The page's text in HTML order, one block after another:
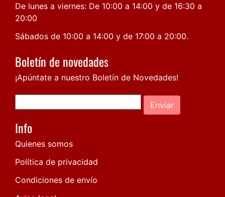
De lunes a viernes: De 10:00 a 14:00 y de 16:30 a
20:00
Sábados de 10:00 a 14:00 y de 17:00 a 20:00.
Boletín de novedades
¡Apúntate a nuestro Boletín de Novedades!
Enviar
Info
Quienes somos
Política de privacidad
Condiciones de envío